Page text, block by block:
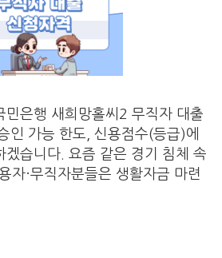
민은행 새희망홀씨2 무직자 대출
인 가능 한도, 신용점수(등급)에
겠습니다. 요즘 같은 경기 침체 속
자·무직자분들은 생활자금 마련